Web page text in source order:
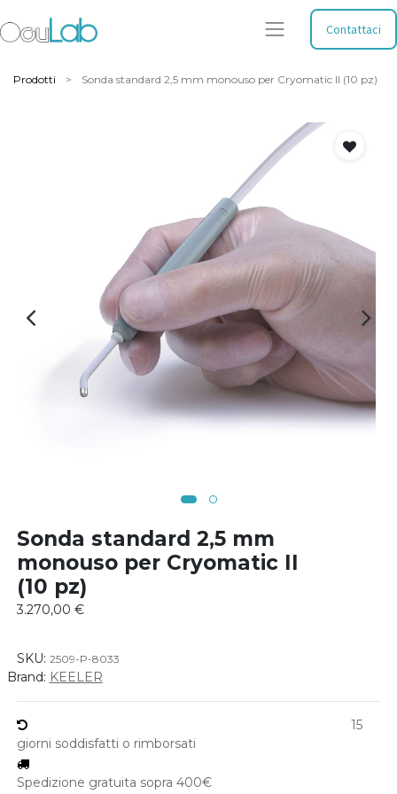
Contattaci
Prodotti Sonda standard 2,5 mm monouso per Cryomatic II (10 pz)
Sonda standard 2,5 mm
monouso per Cryomatic II
(10 pz)
3.270,00 €
SKU: 2509-P-8033
Brand: KEELER
15
giorni soddisfatti o rimborsati
Spedizione gratuita sopra 400€